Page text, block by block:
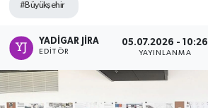
#Büyükşehir
YADIGAR JIRA
EDITÖR
05.07.2026 - 10:26
YAYINLANMA